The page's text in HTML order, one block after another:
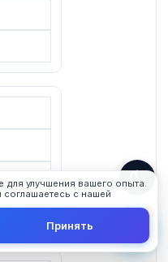
для улучшения вашего опыта.
с нашей
Принять